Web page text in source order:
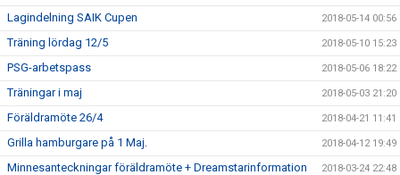
Lagindelning SAIK Cupen 2018-05-14 00:56
Träning lördag 12/5 2018-05-10 15:23
PSG-arbetspass 2018-05-06 18:22
Träningar i maj 2018-05-03 21:20
Föräldramöte 26/4 2018-04-21 11:41
Grilla hamburgare på 1 Maj. 2018-04-12 19:49
Minnesanteckningar föräldramöte + Dreamstarinformation 2018-03-24 22:48